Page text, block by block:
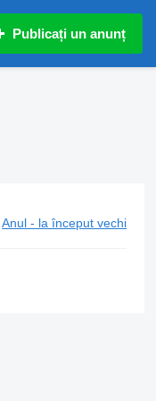
Publicați un anunț
Anul - la început vechi